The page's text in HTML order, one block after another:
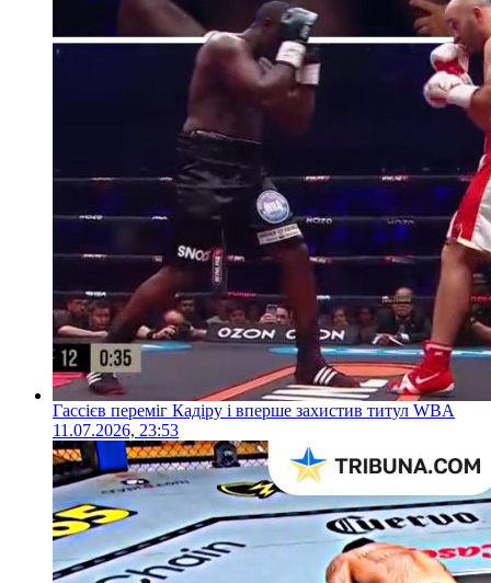
Гассієв переміг Кадіру і вперше захистив титул WBA
11.07.2026, 23:53